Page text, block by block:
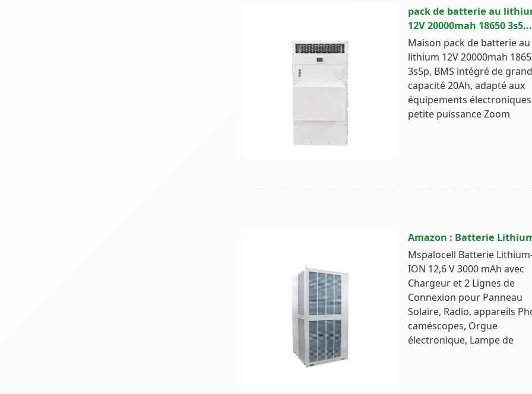
pack de batterie au
12V 20000mah 18650 3s5...
Maison pack de batterie au
lithium 12V 20000mah
3s5p, BMS intégré de
capacité 20Ah, adapté aux
équipements
petite puissance Zoom
Amazon : Batterie
Mspalocell Batterie
ION 12,6 V 3000 mAh avec
Chargeur et 2 Lignes de
Connexion pour Panneau
Solaire, Radio, appareils
caméscopes, Orgue
électronique, Lampe de